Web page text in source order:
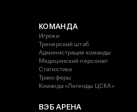
КОМАНДА
Игроки
Тренерский штаб
Администрация команды
Медицинский персонал
Статистика
Трансферы
Команда «Легенды ЦСКА»
ВЭБ АРЕНА